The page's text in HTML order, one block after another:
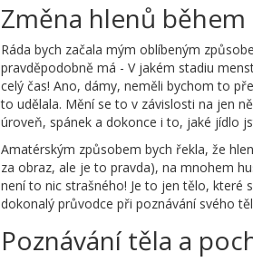
Změna hlenů
Ráda bych začala mým oblíbeným
pravděpodobně má - V jakém stadiu
celý čas! Ano, dámy, neměli bychom to
to udělala. Mění se to v závislosti na jen
úroveň, spánek a dokonce i to, jaké jídlo
Amatérským způsobem bych řekla, že
za obraz, ale je to pravda), na mnohem
není to nic strašného! Je to jen tělo, které
dokonalý průvodce při poznávání svého
Poznávání těla a